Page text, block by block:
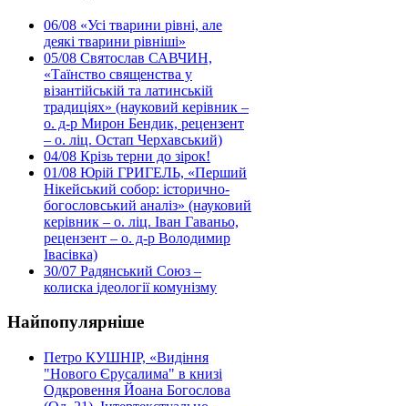
06/08 «Усі тварини рівні, але
деякі тварини рівніші»
05/08 Святослав САВЧИН,
«Таїнство священства у
візантійській та латинській
традиціях» (науковий керівник –
о. д-р Мирон Бендик, рецензент
– о. ліц. Остап Черхавський)
04/08 Крізь терни до зірок!
01/08 Юрій ГРИГЕЛЬ, «Перший
Нікейський собор: історично-
богословський аналіз» (науковий
керівник – о. ліц. Іван Гаваньо,
рецензент – о. д-р Володимир
Івасівка)
30/07 Радянський Союз –
колиска ідеології комунізму
Найпопулярніше
Петро КУШНІР, «Видіння
"Нового Єрусалима" в книзі
Одкровення Йоана Богослова